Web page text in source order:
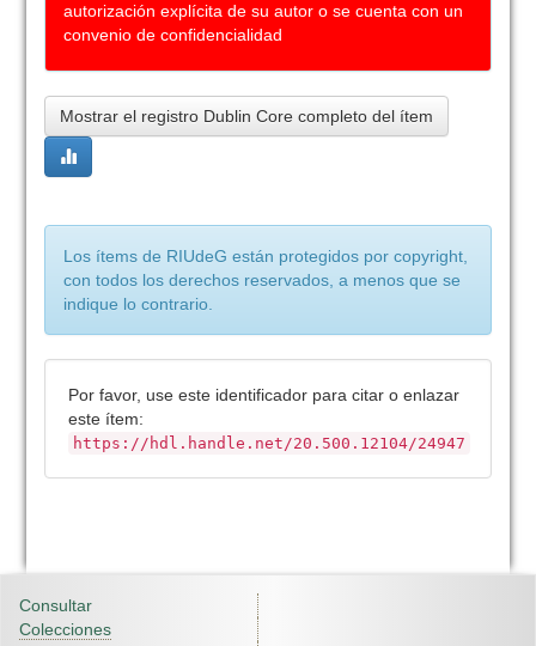
autorización explícita de su autor o se cuenta con un
convenio de confidencialidad
Mostrar el registro Dublin Core completo del ítem
Los ítems de RIUdeG están protegidos por copyright,
con todos los derechos reservados, a menos que se
indique lo contrario.
Por favor, use este identificador para citar o enlazar
este ítem:
https://hdl.handle.net/20.500.12104/24947
Consultar
Colecciones